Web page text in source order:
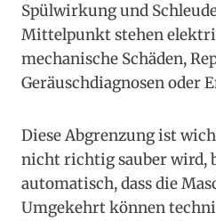
Spülwirkung und
Mittelpunkt stehen
mechanische Schäden,
Geräuschdiagnosen oder
Diese Abgrenzung ist
nicht richtig sauber wird,
automatisch, dass die
Umgekehrt können